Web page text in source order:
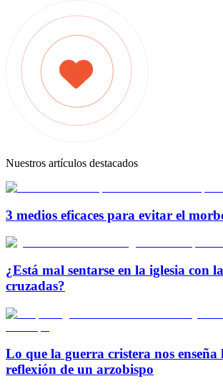
Nuestros artículos destacados
3 medios eficaces para evitar el
¿Está mal sentarse en la iglesia con
cruzadas?
Lo que la guerra cristera nos enseña
reflexión de un arzobispo